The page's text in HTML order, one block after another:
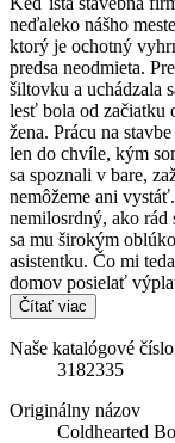
neďaleko nášho
ktorý je ochotný
predsa neodmieta.
šiltovku a uchádzala
lesť bola od začiatku
žena. Prácu na
len do chvíle, kým
sa spoznali v bare,
nemôžeme ani
nemilosrdný, ako rád
sa mu širokým
asistentku. Čo mi
domov posielať
Čítať viac
Naše katalógové číslo
3182335
Originálny názov
Coldhearted